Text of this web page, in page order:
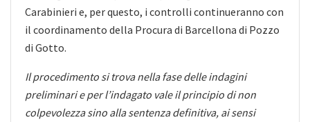
Carabinieri e, per questo, i controlli continueranno con
il coordinamento della Procura di Barcellona di Pozzo
di Gotto.
Il procedimento si trova nella fase delle indagini
preliminari e per l’indagato vale il principio di non
colpevolezza sino alla sentenza definitiva, ai sensi